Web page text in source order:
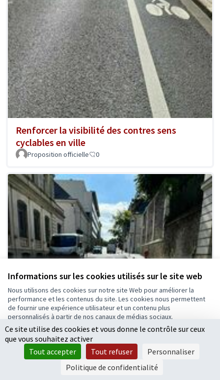
Informations sur les cookies utilisés sur le site web
Nous utilisons des cookies sur notre site Web pour améliorer la
performance et les contenus du site. Les cookies nous permettent
de fournir une expérience utilisateur et un contenu plus
personnalisés à partir de nos canaux de médias sociaux.
Tout accepter
Accepter seulement les cookies essentiels
Paramètres
Renforcer la visibilité des contres sens
cyclables en ville
Proposition officielle 0
Ce site utilise des cookies et vous donne le contrôle sur ceux
que vous souhaitez activer
Tout accepter
Tout refuser
Personnaliser
Politique de confidentialité